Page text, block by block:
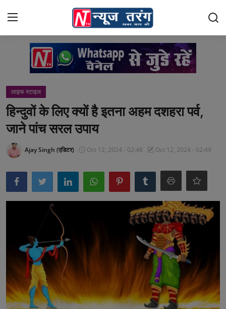
Login Register
Home
राशिफल
दुनिया
Contact
भारत
उत्तर प्रदेश
खेल-कूद
मनोरंजन
टेक & शिक्षा
लाइफ स्टाइल
हिन्दुवों के लिए क्यों है इतना अहम दशहरा पर्व,
जाने पांच सरल उपाय
Ajay Singh (एडिटर) Oct 12, 2024 - 02:48 Oct 12, 2024 - 02:49